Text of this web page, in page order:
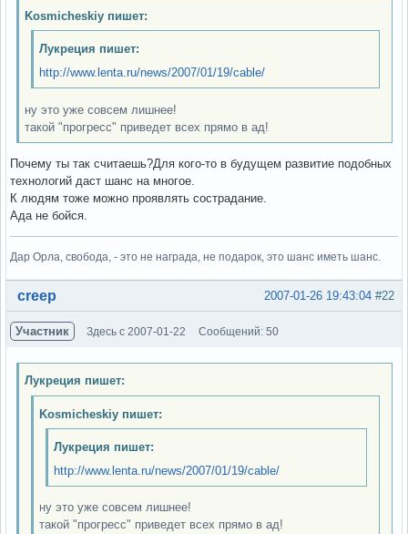
Kosmicheskiy пишет:
Лукреция пишет:
http://www.lenta.ru/news/2007/01/19/cable/
ну это уже совсем лишнее!
такой "прогресс" приведет всех прямо в ад!
Почему ты так считаешь?Для кого-то в будущем развитие подобных
технологий даст шанс на многое.
К людям тоже можно проявлять сострадание.
Ада не бойся.
Дар Орла, свобода, - это не награда, не подарок, это шанс иметь шанс.
Вне форума #22
2007-01-26 19:43:04
creep
Участник Здесь с 2007-01-22 Сообщений: 50
Лукреция пишет:
Kosmicheskiy пишет:
Лукреция пишет:
http://www.lenta.ru/news/2007/01/19/cable/
ну это уже совсем лишнее!
такой "прогресс" приведет всех прямо в ад!